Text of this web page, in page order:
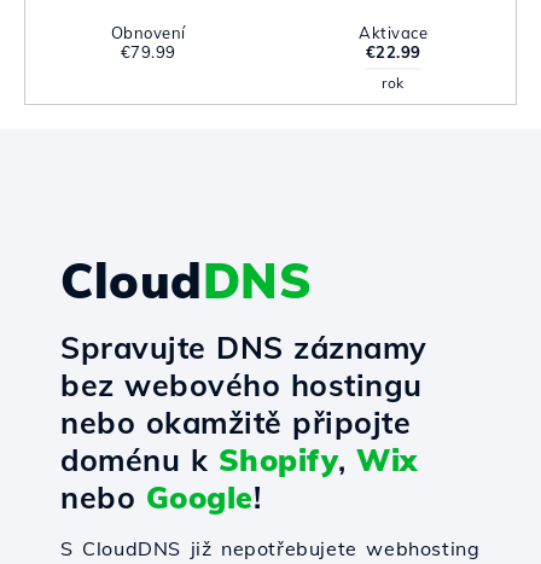
Obnovení
€79.99
Aktivace
€22.99
rok
CloudDNS
Spravujte DNS záznamy
bez webového hostingu
nebo okamžitě připojte
doménu k Shopify, Wix
nebo Google!
S CloudDNS již nepotřebujete webhosting